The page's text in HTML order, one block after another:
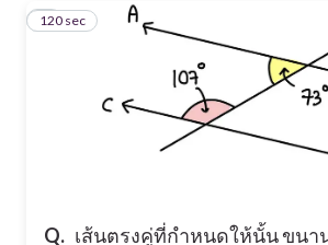
Q. เส้นตรงคู่ที่กำหนดให้นั้น ขนา
3
120 sec